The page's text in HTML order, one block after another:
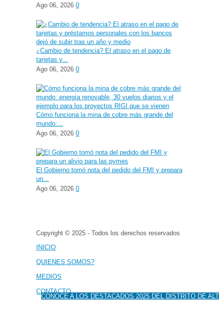
CONOCE A LOS DESTACADOS 2025 DEL DISTRITO DE
Ago 06, 2026 0
¿Cambio de tendencia? El atraso en el pago de
tarjetas y...
Ago 06, 2026 0
Cómo funciona la mina de cobre más grande del
mundo:...
Ago 06, 2026 0
El Gobierno tomó nota del pedido del FMI y prepara
un...
Ago 06, 2026 0
Copyright © 2025 - Todos los derechos reservados
INICIO
QUIENES SOMOS?
MEDIOS
CONTACTO